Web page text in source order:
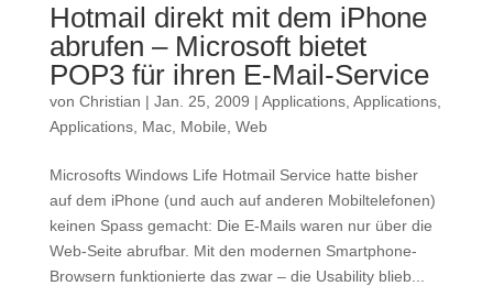
Hotmail direkt mit dem iPhone
abrufen – Microsoft bietet
POP3 für ihren E-Mail-Service
von Christian | Jan. 25, 2009 | Applications, Applications,
Applications, Mac, Mobile Web
Microsofts Windows Life Hotmail Service hatte bisher
auf dem iPhone (und auch auf anderen Mobiltelefonen)
keinen Spass gemacht: Die E-Mails waren nur über die
Web-Seite abrufbar. Mit den modernen Smartphone-
Browsern funktionierte das zwar – die Usability blieb...